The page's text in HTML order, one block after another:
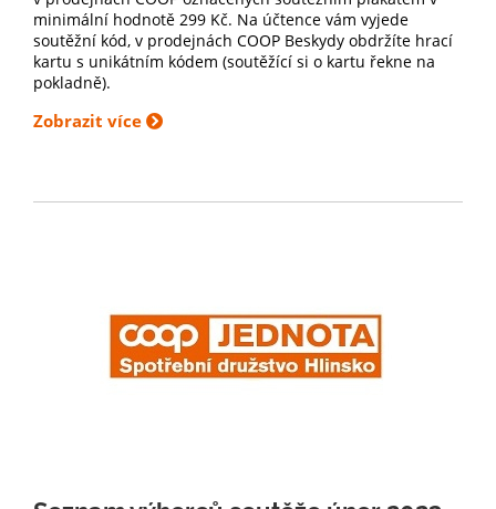
minimální hodnotě 299 Kč. Na účtence vám vyjede
soutěžní kód, v prodejnách COOP Beskydy obdržíte hrací
kartu s unikátním kódem (soutěžící si o kartu řekne na
pokladně).
Zobrazit více